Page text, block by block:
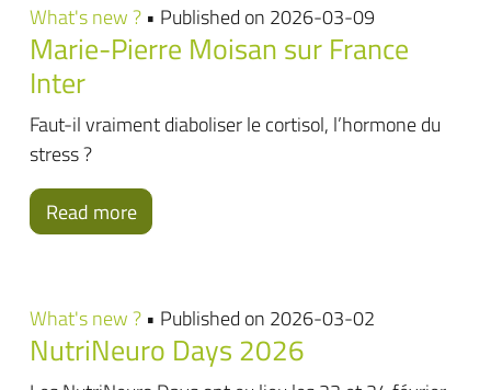
What's new ? • Published on 2026-03-09
Marie-Pierre Moisan sur France
Inter
Faut-il vraiment diaboliser le cortisol, l’hormone du
stress ?
Read more
What's new ? • Published on 2026-03-02
NutriNeuro Days 2026